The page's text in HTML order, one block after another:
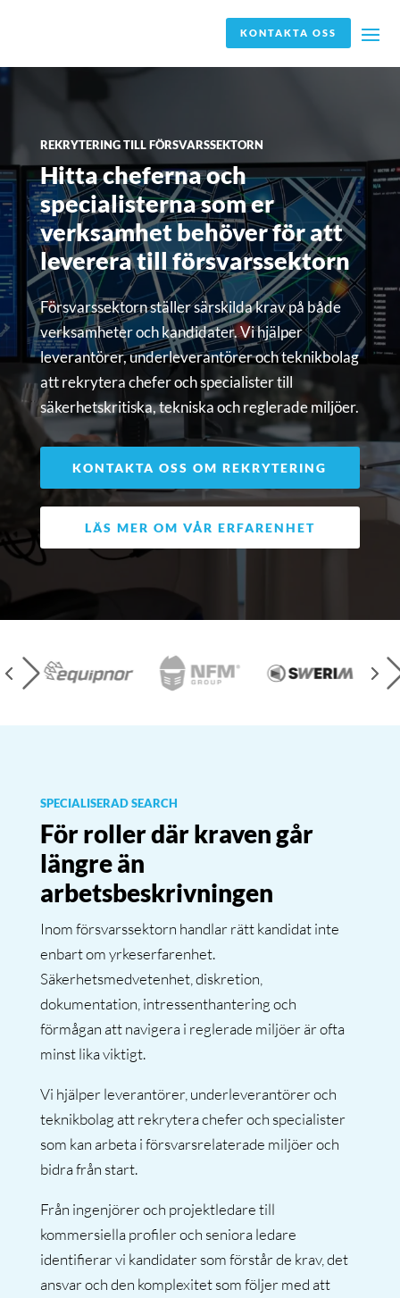
KONTAKTA OSS
REKRYTERING TILL FÖRSVARSSEKTORN
Hitta cheferna och
specialisterna som er
verksamhet behöver för att
leverera till försvarssektorn
Försvarssektorn ställer särskilda krav på både
verksamheter och kandidater. Vi hjälper
leverantörer, underleverantörer och teknikbolag
att rekrytera chefer och specialister till
säkerhetskritiska, tekniska och reglerade miljöer.
KONTAKTA OSS OM REKRYTERING
LÄS MER OM VÅR ERFARENHET
▸
SPECIALISERAD SEARCH
För roller där kraven går
längre än
arbetsbeskrivningen
Inom försvarssektorn handlar rätt kandidat inte
enbart om yrkeserfarenhet.
Säkerhetsmedvetenhet, diskretion,
dokumentation, intressenthantering och
förmågan att navigera i reglerade miljöer är ofta
minst lika viktigt.
Vi hjälper leverantörer, underleverantörer och
teknikbolag att rekrytera chefer och specialister
som kan arbeta i försvarsrelaterade miljöer och
bidra från start.
Från ingenjörer och projektledare till
kommersiella profiler och seniora ledare
identifierar vi kandidater som förstår de krav, det
ansvar och den komplexitet som följer med att